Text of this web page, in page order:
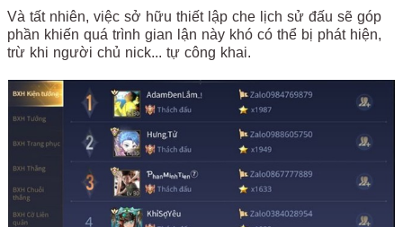
Và tất nhiên, việc sở hữu thiết lập che lịch sử đấu sẽ góp
phần khiến quá trình gian lận này khó có thể bị phát hiện,
trừ khi người chủ nick... tự công khai.